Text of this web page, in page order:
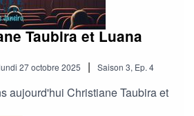
Taubira et Luana
27 octobre 2025 | Saison 3, Ep. 4
aujourd'hui Christiane Taubira et